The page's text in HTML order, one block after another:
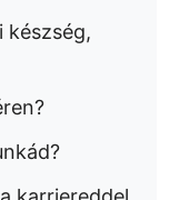
készség,